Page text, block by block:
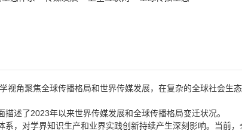
视角聚焦全球传播格局和世界传媒发展，在复杂的全球社会
述了2023年以来世界传媒发展和全球传播格局变迁状况。
，对学界知识生产和业界实践创新持续产生深刻影响。当前